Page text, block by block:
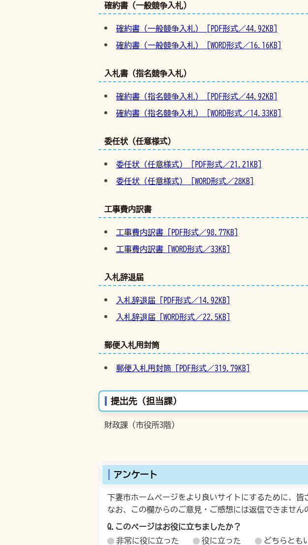
確約書（一般競争入札）
確約書（一般競争入札） [PDF形式／44.92KB]
確約書（一般競争入札） [WORD形式／16.16KB]
入札書（指名競争入札）
確約書（指名競争入札） [PDF形式／44.92KB]
確約書（指名競争入札） [WORD形式／14.33KB]
委任状（任意様式）
委任状（任意様式） [PDF形式／21.21KB]
委任状（任意様式） [WORD形式／28KB]
工事費内訳書
工事費内訳書 [PDF形式／98.77KB]
工事費内訳書 [WORD形式／33KB]
入札辞退届
入札辞退届 [PDF形式／14.92KB]
入札辞退届 [WORD形式／22.5KB]
郵便入札用封筒
郵便入札用封筒 [PDF形式／319.79KB]
提出先（担当課）
財政課（市役所3階）
アンケート
下妻市ホームページをより良いサイトにするために、
なお、この欄からのご意見・ご感想には返信できません
Q.このページはお役に立ちましたか？
非常に役に立った
役に立った どちらとも